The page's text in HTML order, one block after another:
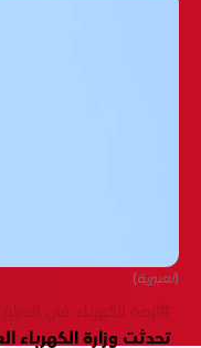
(تعبيرية)
#أزمة الكهرباء في العراق